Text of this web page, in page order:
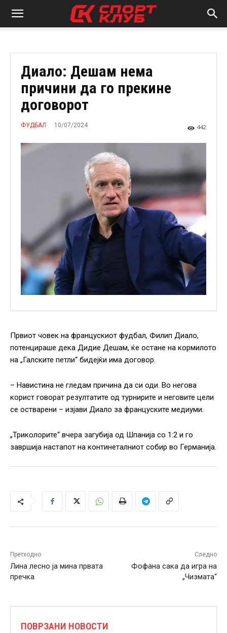
Диало: Дешам нема
причини да го прекине
договорот
ФУДБАЛ 10/07/2024 442
Првиот човек на францускиот фудбал, Филип Диало,
потенцираше дека Дидие Дешам, ќе остане на кормилото
на „Галските петли“ бидејќи има договор.
– Навистина не гледам причина да си оди. Во негова
корист говорат резултатите од турнирите и неговите цели
се остварени – изјави Диало за француските медиуми.
„Триколорите“ вчера загубија од Шпанија со 1:2 и го
завршија настапот на континеталниот собир во Германија.
Претходно
Лина лесно ја мина првата
пречка
Следно
Фофана сака да игра на
„Чизмата“
ПОВРЗАНИ НОВОСТИ